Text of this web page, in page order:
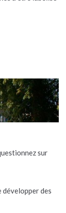
sur
développer des